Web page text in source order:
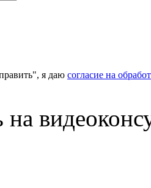
я даю согласие на
на